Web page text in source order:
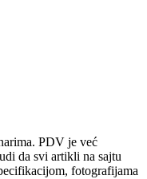
PDV je već
da svi artikli na sajtu
fotografijama